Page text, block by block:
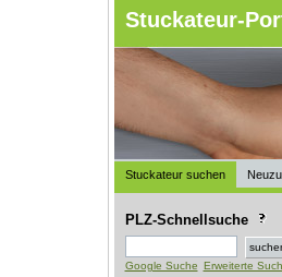
Stuckateur-
Stuckateur suchen
PLZ-Schnellsuche
Google Suche Erweiterte